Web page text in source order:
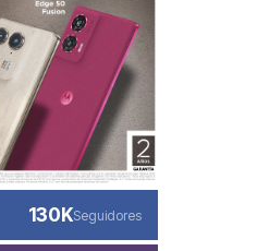
130KSeguidores